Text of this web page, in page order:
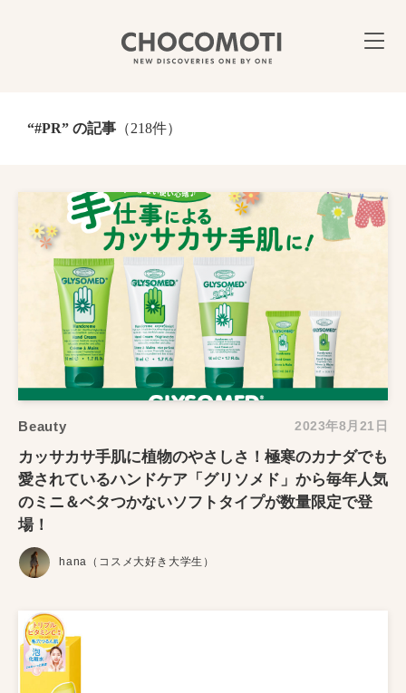
“#PR” の記事 （218件）
Beauty 2023年8月21日
カッサカサ手肌に植物のやさしさ！極寒のカナダでも
愛されているハンドケア「グリソメド」から毎年人気
のミニ＆ベタつかないソフトタイプが数量限定で登
場！
hana（コスメ大好き大学生）